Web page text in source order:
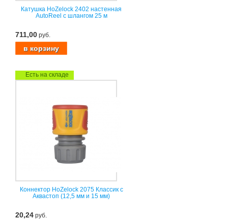
Катушка HoZelock 2402 настенная
AutoReel с шлангом 25 м
711,00 руб.
Есть на складе
Коннектор HoZelock 2075 Классик с
Аквастоп (12,5 мм и 15 мм)
20,24 руб.